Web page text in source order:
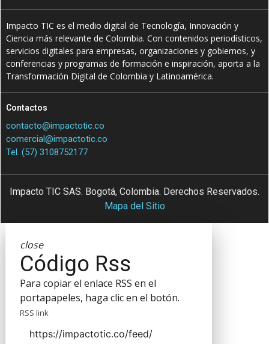
Impacto TIC es el medio digital de Tecnología, Innovación y
Ciencia más relevante de Colombia. Con contenidos periodísticos,
servicios digitales para empresas, organizaciones y gobiernos, y
conferencias y programas de formación e inspiración, aporta a la
Transformación Digital de Colombia y Latinoamérica.
Contactos
contacto@impactotic.co
comercial@impactotic.co
Tel. (57) 3108752177
Impacto TIC SAS. Bogotá, Colombia. Derechos Reservados.
Mapa del Sitio
close
Código Rss
Para copiar el enlace RSS en el
portapapeles, haga clic en el botón.
RSS link